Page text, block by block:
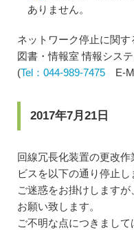
ありません。
ネットワーク停止に関
図書・情報室 情報シス
(Tel：044-989-7475 E-
2017年7月21日
回線冗長化装置の更改
ビスを以下の通り停止し
ご迷惑をお掛けします
お願い致します。
ご不明な点につきまし